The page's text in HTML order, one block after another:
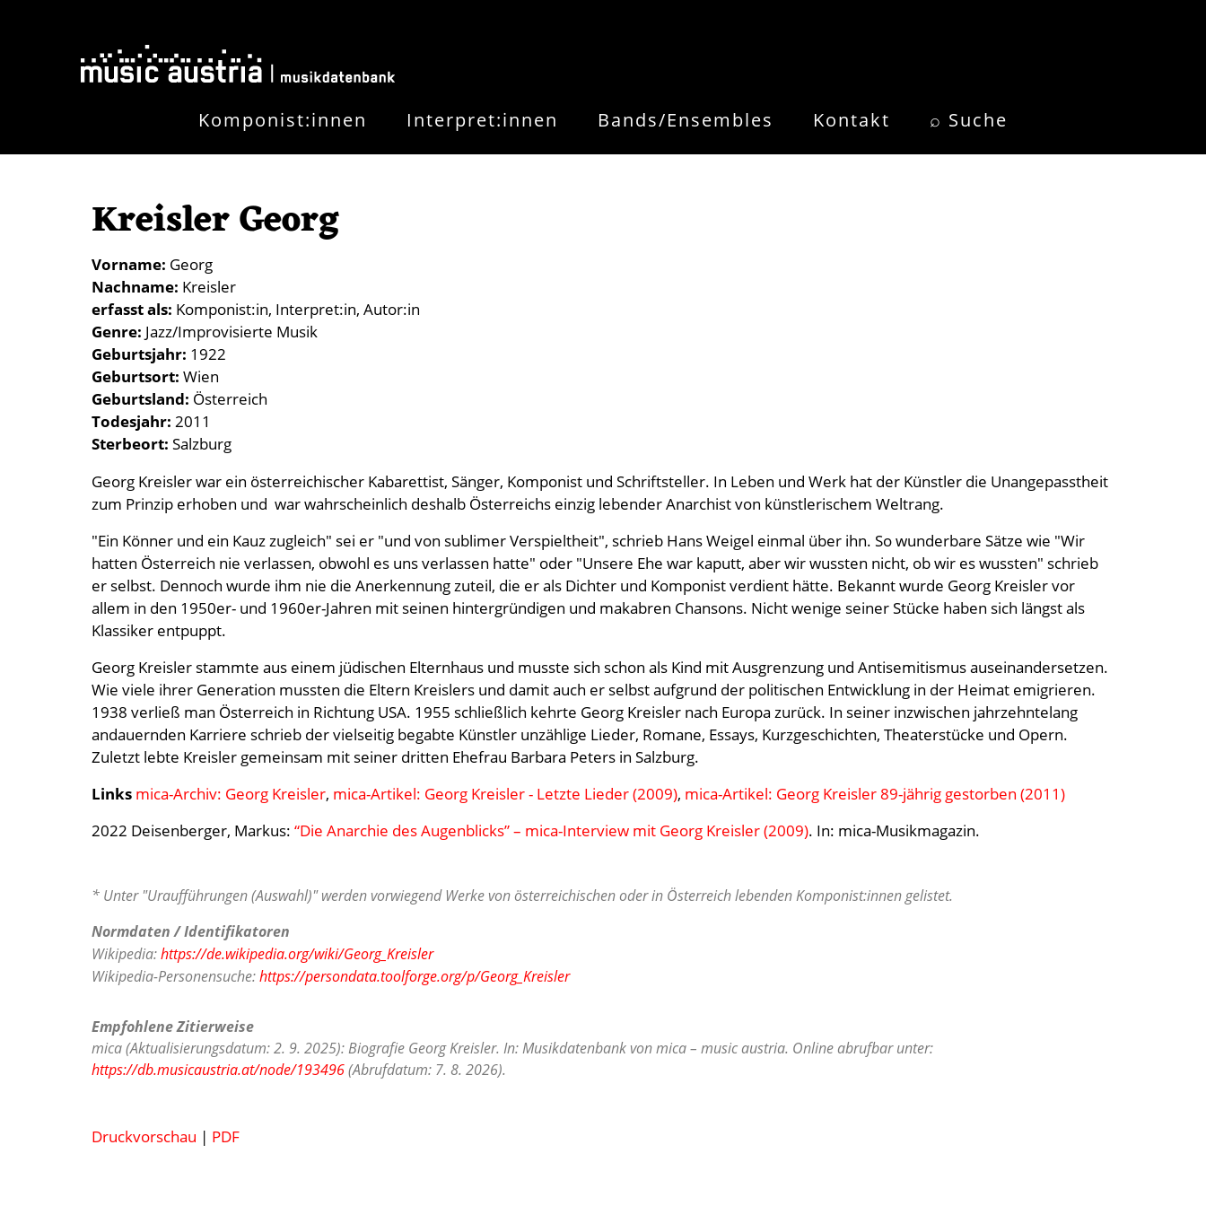
Komponist:innen Interpret:innen Bands/Ensembles Kontakt ⌕ Suche
Kreisler Georg
Vorname Georg
Nachname Kreisler
erfasst als Komponist:in Interpret:in Autor:in
Genre Jazz/Improvisierte Musik
Geburtsjahr 1922
Geburtsort Wien
Geburtsland Österreich
Todesjahr 2011
Sterbeort Salzburg
Georg Kreisler war ein österreichischer Kabarettist, Sänger, Komponist und Schriftsteller. In Leben und Werk hat der Künstler die Unangepasstheit
zum Prinzip erhoben und war wahrscheinlich deshalb Österreichs einzig lebender Anarchist von künstlerischem Weltrang.
"Ein Könner und ein Kauz zugleich" sei er "und von sublimer Verspieltheit", schrieb Hans Weigel einmal über ihn. So wunderbare Sätze wie "Wir
hatten Österreich nie verlassen, obwohl es uns verlassen hatte" oder "Unsere Ehe war kaputt, aber wir wussten nicht, ob wir es wussten" schrieb
er selbst. Dennoch wurde ihm nie die Anerkennung zuteil, die er als Dichter und Komponist verdient hätte. Bekannt wurde Georg Kreisler vor
allem in den 1950er- und 1960er-Jahren mit seinen hintergründigen und makabren Chansons. Nicht wenige seiner Stücke haben sich längst als
Klassiker entpuppt.
Georg Kreisler stammte aus einem jüdischen Elternhaus und musste sich schon als Kind mit Ausgrenzung und Antisemitismus auseinandersetzen.
Wie viele ihrer Generation mussten die Eltern Kreislers und damit auch er selbst aufgrund der politischen Entwicklung in der Heimat emigrieren.
1938 verließ man Österreich in Richtung USA. 1955 schließlich kehrte Georg Kreisler nach Europa zurück. In seiner inzwischen jahrzehntelang
andauernden Karriere schrieb der vielseitig begabte Künstler unzählige Lieder, Romane, Essays, Kurzgeschichten, Theaterstücke und Opern.
Zuletzt lebte Kreisler gemeinsam mit seiner dritten Ehefrau Barbara Peters in Salzburg.
Links mica-Archiv: Georg Kreisler, mica-Artikel: Georg Kreisler - Letzte Lieder (2009), mica-Artikel: Georg Kreisler 89-jährig gestorben (2011)
2022 Deisenberger, Markus: “Die Anarchie des Augenblicks” – mica-Interview mit Georg Kreisler (2009). In: mica-Musikmagazin.
* Unter "Uraufführungen (Auswahl)" werden vorwiegend Werke von österreichischen oder in Österreich lebenden Komponist:innen gelistet.
Normdaten / Identifikatoren
Wikipedia:https://de.wikipedia.org/wiki/Georg_Kreisler
Wikipedia-Personensuche:https://persondata.toolforge.org/p/Georg_Kreisler
Empfohlene Zitierweise
mica (Aktualisierungsdatum: 2. 9. 2025): Biografie Georg Kreisler. In: Musikdatenbank von mica – music austria. Online abrufbar unter:
https://db.musicaustria.at/node/193496(Abrufdatum: 7. 8. 2026).
Druckvorschau | PDF